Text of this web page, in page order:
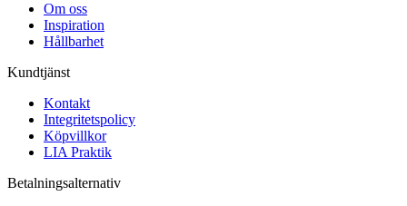
Om oss
Inspiration
Hållbarhet
Kundtjänst
Kontakt
Integritetspolicy
Köpvillkor
LIA Praktik
Betalningsalternativ